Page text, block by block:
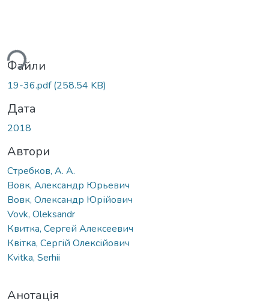
Файли
19-36.pdf(258.54 KB)
Дата
2018
Автори
Стребков, А. А.
Вовк, Александр Юрьевич
Вовк, Олександр Юрійович
Vovk, Oleksandr
Квитка, Сергей Алексеевич
Квітка, Сергій Олексійович
Kvitka, Serhii
Анотація